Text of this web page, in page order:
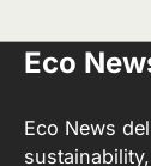
Eco
Eco News